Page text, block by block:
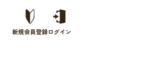
新規会員登録ログイン